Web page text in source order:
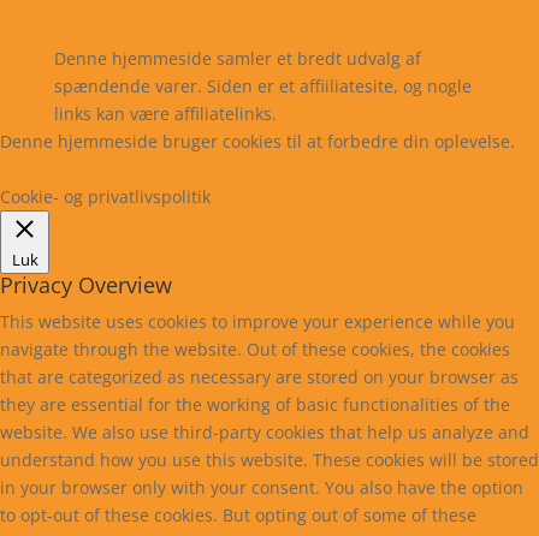
Denne hjemmeside samler et bredt udvalg af
spændende varer. Siden er et affiiliatesite, og nogle
links kan være affiliatelinks.
Denne hjemmeside bruger cookies til at forbedre din oplevelse.
Cookie- og privatlivspolitik
Luk
Privacy Overview
This website uses cookies to improve your experience while you
navigate through the website. Out of these cookies, the cookies
that are categorized as necessary are stored on your browser as
they are essential for the working of basic functionalities of the
website. We also use third-party cookies that help us analyze and
understand how you use this website. These cookies will be stored
in your browser only with your consent. You also have the option
to opt-out of these cookies. But opting out of some of these